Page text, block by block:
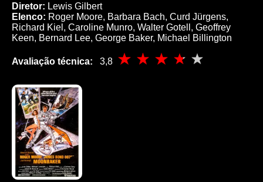
Diretor: Lewis Gilbert
Elenco: Roger Moore, Barbara Bach, Curd Jürgens,
Richard Kiel, Caroline Munro, Walter Gotell, Geoffrey
Keen, Bernard Lee, George Baker, Michael Billington
Avaliação técnica: 3,8